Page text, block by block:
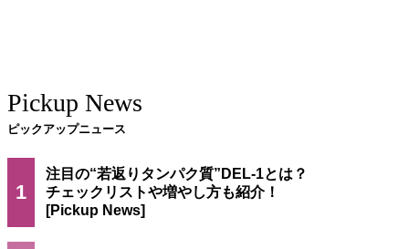
Pickup News
ピックアップニュース
1
注目の“若返りタンパク質”DEL-1とは？
チェックリストや増やし方も紹介！